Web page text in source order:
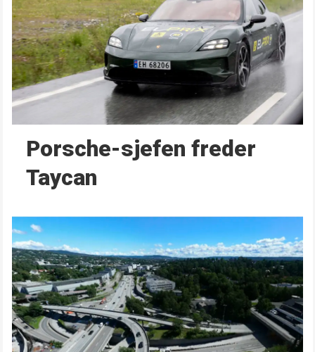
Porsche-sjefen freder
Taycan